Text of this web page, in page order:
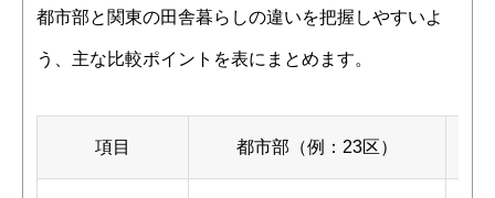
都市部と関東の田舎暮らしの違いを把握しやすいよ
う、主な比較ポイントを表にまとめます。
項目 都市部（例：23区）